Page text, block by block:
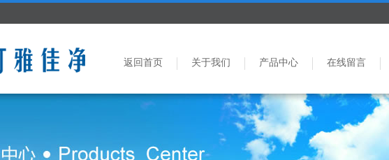
返回首页 关于我们 产品中心 在线留言